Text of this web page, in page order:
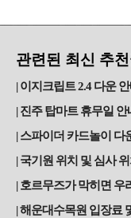
관련된 최신 추
이지크립트 2.4 다운
진주 탑마트 휴무일 안
스파이더 카드놀이 다
국기원 위치 및 심사 위
호르무즈가 막히면 우
해운대수목원 입장료